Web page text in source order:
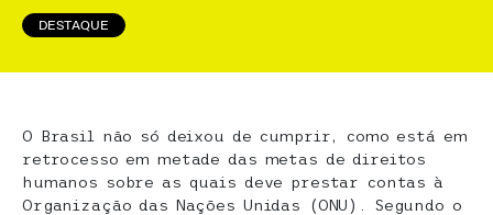
DESTAQUE
O Brasil não só deixou de cumprir, como está em
retrocesso em metade das metas de direitos
humanos sobre as quais deve prestar contas à
Organização das Nações Unidas (ONU). Segundo o